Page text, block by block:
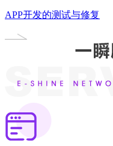
APP开发的测试与修复